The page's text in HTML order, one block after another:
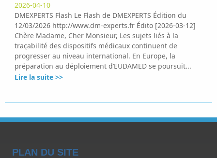
2026-04-10
DMEXPERTS Flash Le Flash de DMEXPERTS Édition du
12/03/2026 http://www.dm-experts.fr Édito [2026-03-12]
Chère Madame, Cher Monsieur, Les sujets liés à la
traçabilité des dispositifs médicaux continuent de
progresser au niveau international. En Europe, la
préparation au déploiement d’EUDAMED se poursuit...
Lire la suite >>
PLAN DU SITE